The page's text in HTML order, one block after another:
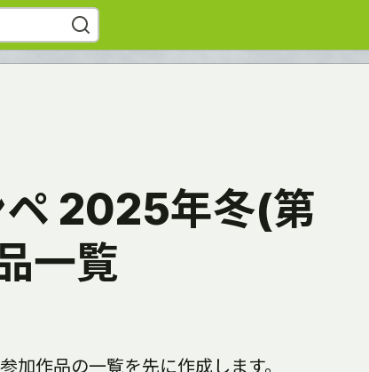
2025年冬(第
一覧
加作品の一覧を先に作成します。